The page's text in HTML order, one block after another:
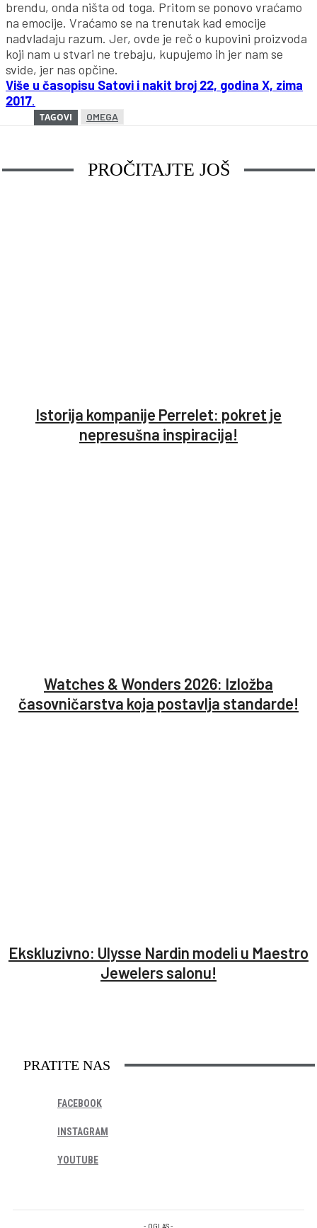
brendu, onda ništa od toga. Pritom se ponovo vraćamo
na emocije. Vraćamo se na trenutak kad emocije
nadvladaju razum. Jer, ovde je reč o kupovini proizvoda
koji nam u stvari ne trebaju, kupujemo ih jer nam se
svide, jer nas opčine.
Više u časopisu Satovi i nakit broj 22, godina X, zima
2017.
TAGOVI OMEGA
PROČITAJTE JOŠ
Istorija kompanije Perrelet: pokret je
nepresušna inspiracija!
Watches & Wonders 2026: Izložba
časovničarstva koja postavlja standarde!
Ekskluzivno: Ulysse Nardin modeli u Maestro
Jewelers salonu!
PRATITE NAS
FACEBOOK
INSTAGRAM
YOUTUBE